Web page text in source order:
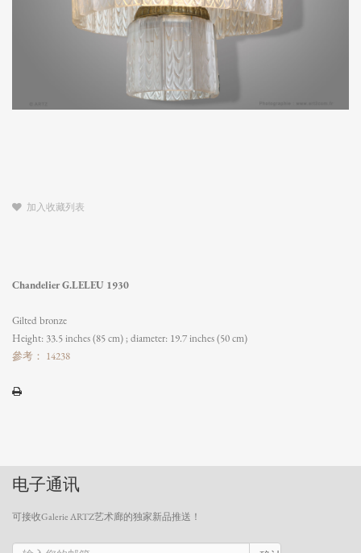
加入收藏列表
Chandelier G.LELEU 1930
Gilted bronze
Height: 33.5 inches (85 cm) ; diameter: 19.7 inches (50 cm)
參考： 14238
电子通讯
可接收Galerie ARTZ艺术廊的独家新品推送！